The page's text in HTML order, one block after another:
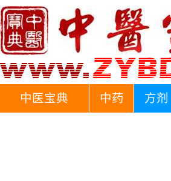
中医宝典 中药 方剂